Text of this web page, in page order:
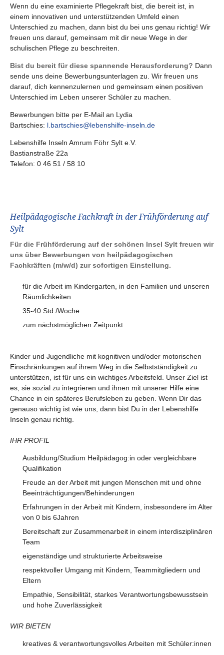
Wenn du eine examinierte Pflegekraft bist, die bereit ist, in
einem innovativen und unterstützenden Umfeld einen
Unterschied zu machen, dann bist du bei uns genau richtig! Wir
freuen uns darauf, gemeinsam mit dir neue Wege in der
schulischen Pflege zu beschreiten.
Bist du bereit für diese spannende Herausforderung? Dann
sende uns deine Bewerbungsunterlagen zu. Wir freuen uns
darauf, dich kennenzulernen und gemeinsam einen positiven
Unterschied im Leben unserer Schüler zu machen.
Bewerbungen bitte per E-Mail an Lydia
Bartschies: l.bartschies@lebenshilfe-inseln.de
Lebenshilfe Inseln Amrum Föhr Sylt e.V.
Bastianstraße 22a
Telefon: 0 46 51 / 58 10
Heilpädagogische Fachkraft in der Frühförderung auf
Sylt
Für die Frühförderung auf der schönen Insel Sylt freuen wir
uns über Bewerbungen von heilpädagogischen
Fachkräften (m/w/d) zur sofortigen Einstellung.
für die Arbeit im Kindergarten, in den Familien und unseren
Räumlichkeiten
35-40 Std./Woche
zum nächstmöglichen Zeitpunkt
Kinder und Jugendliche mit kognitiven und/oder motorischen
Einschränkungen auf ihrem Weg in die Selbstständigkeit zu
unterstützen, ist für uns ein wichtiges Arbeitsfeld. Unser Ziel ist
es, sie sozial zu integrieren und ihnen mit unserer Hilfe eine
Chance in ein späteres Berufsleben zu geben. Wenn Dir das
genauso wichtig ist wie uns, dann bist Du in der Lebenshilfe
Inseln genau richtig.
IHR PROFIL
Ausbildung/Studium Heilpädagog:in oder vergleichbare
Qualifikation
Freude an der Arbeit mit jungen Menschen mit und ohne
Beeinträchtigungen/Behinderungen
Erfahrungen in der Arbeit mit Kindern, insbesondere im Alter
von 0 bis 6Jahren
Bereitschaft zur Zusammenarbeit in einem interdisziplinären
Team
eigenständige und strukturierte Arbeitsweise
respektvoller Umgang mit Kindern, Teammitgliedern und
Eltern
Empathie, Sensibilität, starkes Verantwortungsbewusstsein
und hohe Zuverlässigkeit
WIR BIETEN
kreatives & verantwortungsvolles Arbeiten mit Schüler:innen